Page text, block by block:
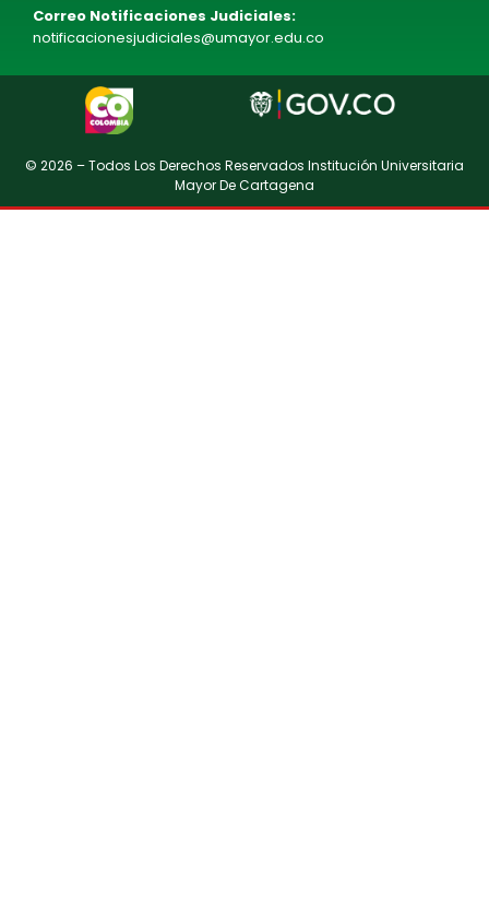
Correo Notificaciones Judiciales:
notificacionesjudiciales@umayor.edu.co
© 2026 – Todos Los Derechos Reservados Institución Universitaria
Mayor De Cartagena